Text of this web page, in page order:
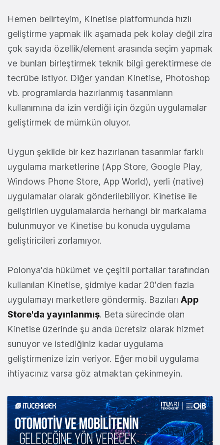
Hemen belirteyim, Kinetise platformunda hızlı
geliştirme yapmak ilk aşamada pek kolay değil zira
çok sayıda özellik/element arasında seçim yapmak
ve bunları birleştirmek teknik bilgi gerektirmese de
tecrübe istiyor. Diğer yandan Kinetise, Photoshop
vb. programlarda hazırlanmış tasarımların
kullanımına da izin verdiği için özgün uygulamalar
geliştirmek de mümkün oluyor.
Uygun şekilde bir kez hazırlanan tasarımlar farklı
uygulama marketlerine (App Store, Google Play,
Windows Phone Store, App World), yerli (native)
uygulamalar olarak gönderilebiliyor. Kinetise ile
geliştirilen uygulamalarda herhangi bir markalama
bulunmuyor ve Kinetise bu konuda uygulama
geliştiricileri zorlamıyor.
Polonya'da hükümet ve çeşitli portallar tarafından
kullanılan Kinetise, şidmiye kadar 20'den fazla
uygulamayı marketlere göndermiş. Bazıları App
Store'da yayınlanmış. Beta sürecinde olan
Kinetise üzerinde şu anda ücretsiz olarak hizmet
sunuyor ve istediğiniz kadar uygulama
geliştirmenize izin veriyor. Eğer mobil uygulama
ihtiyacınız varsa göz atmaktan çekinmeyin.